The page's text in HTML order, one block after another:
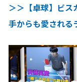
＞＞【卓球】ビ
手からも愛される